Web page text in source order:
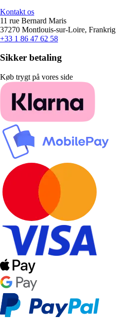
Kontakt os
11 rue Bernard Maris
37270 Montlouis-sur-Loire, Frankrig
+33 1 86 47 62 58
Sikker betaling
Køb trygt på vores side